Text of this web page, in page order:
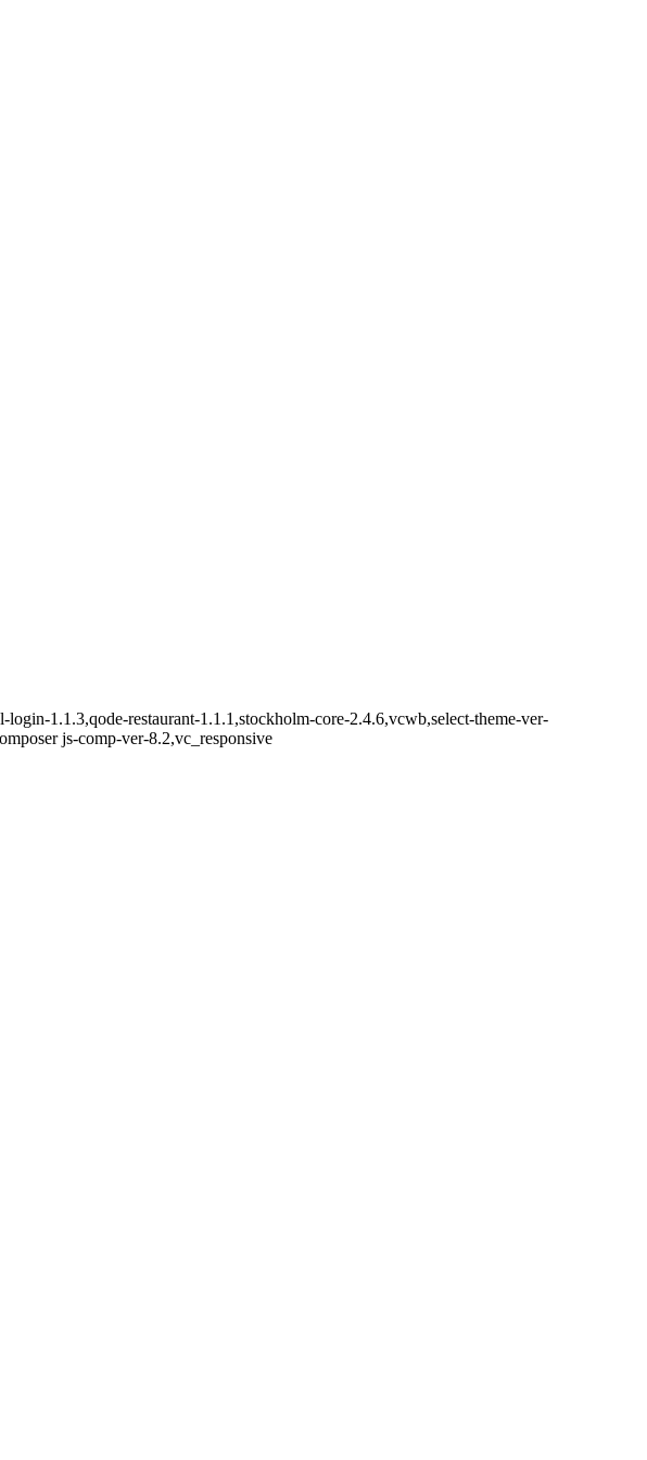
1.1.3,qode-restaurant-1.1.1,stockholm-core-2.4.6,vcwb,select-theme-ver-
js-comp-ver-8.2,vc_responsive